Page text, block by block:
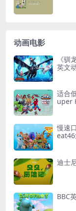
│ ├─ 0-1岁
│ ├─ 1-3岁
│ ├─ 1-3岁
│ ├─ 歌曲赏
│ ├─ 音乐
│ ├─ 音乐
├─ 第13课《
│ ├─ 0-1岁
│ ├─ 1-3岁
│ ├─ 歌曲赏
├─ 第14课
│ ├─ 1-3岁
│ ├─ 1-3岁
├─ 第15课《
动画电影
《
英文
适合
uper
慢速
迪士
BBC